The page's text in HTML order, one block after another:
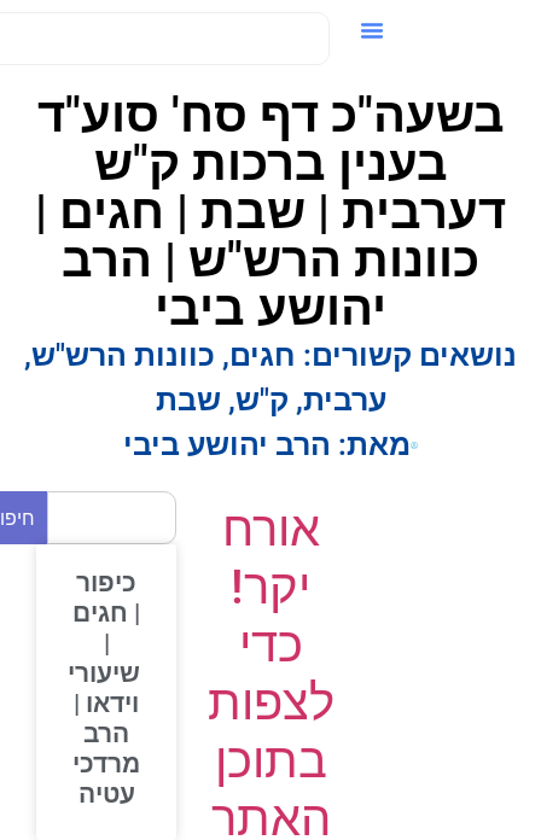
בשעה"כ דף סח' סוע"ד
בענין ברכות ק"ש
דערבית | שבת | חגים |
כוונות הרש"ש | הרב
יהושע ביבי
קשורים: חגים,כוונות הרש"ש,
ערבית,ק"ש,שבת
מאת:הרב יהושע ביבי
אורח
יקר!
כדי
לצפות
בתוכן
האתר
חיפוש
כיפור
| חגים
שיעורי
וידאו |
הרב
מרדכי
עטיה